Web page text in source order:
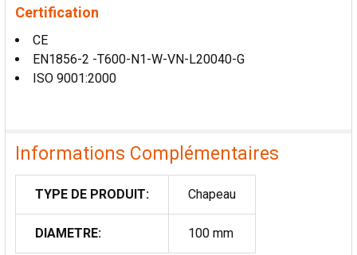
Certification
CE
EN1856-2 -T600-N1-W-VN-L20040-G
ISO 9001:2000
Informations Complémentaires
TYPE DE PRODUIT: Chapeau
DIAMETRE: 100 mm